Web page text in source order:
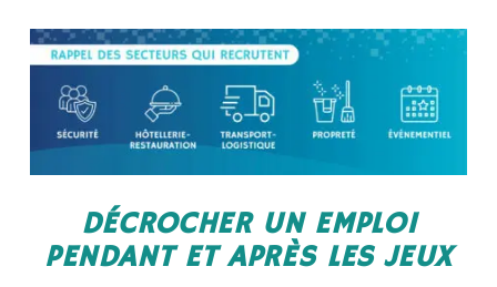
DÉCROCHER UN EMPLOI
PENDANT ET APRÈS LES JEUX